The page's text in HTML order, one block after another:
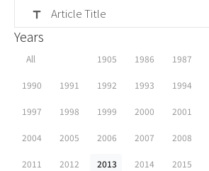
title Article Title
Years
All 1905 1986 1987
1990 1991 1992 1993 1994
1997 1998 1999 2000 2001
2004 2005 2006 2007 2008
2011 2012 2013 2014 2015